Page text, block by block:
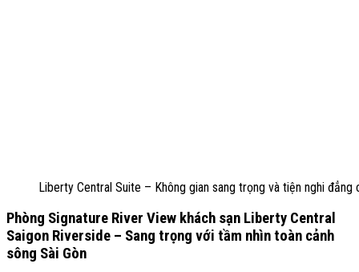
Liberty Central Suite – Không gian sang trọng và tiện nghi đẳng
Phòng Signature River View khách sạn Liberty Central
Saigon Riverside – Sang trọng với tầm nhìn toàn cảnh
sông Sài Gòn